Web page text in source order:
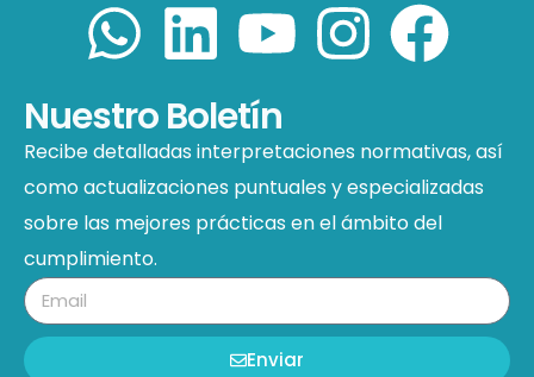
Nuestro Boletín
Recibe detalladas interpretaciones normativas, así
como actualizaciones puntuales y especializadas
sobre las mejores prácticas en el ámbito del
cumplimiento.
Enviar